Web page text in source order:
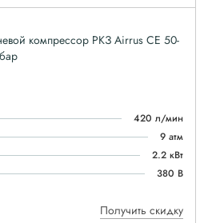
компрессор РКЗ Airrus CE 50-
420 л/мин
9 атм
2.2 кВт
380 В
Получить скидку